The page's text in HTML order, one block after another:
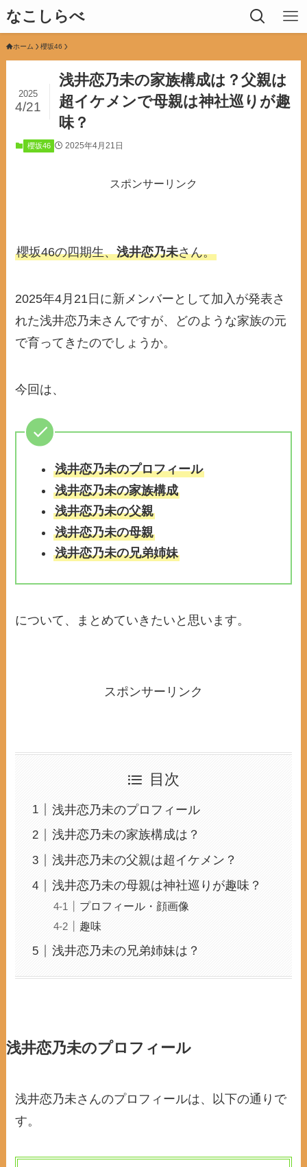
なこしらべ
ホーム 櫻坂46
浅井恋乃未の家族構成は？父親は
超イケメンで母親は神社巡りが趣
味？
2025
4/21
櫻坂46 2025年4月21日
スポンサーリンク
櫻坂46の四期生、浅井恋乃未さん。
2025年4月21日に新メンバーとして加入が発表さ
れた浅井恋乃未さんですが、どのような家族の元
で育ってきたのでしょうか。
今回は、
浅井恋乃未のプロフィール
浅井恋乃未の家族構成
浅井恋乃未の父親
浅井恋乃未の母親
浅井恋乃未の兄弟姉妹
について、まとめていきたいと思います。
スポンサーリンク
目次
浅井恋乃未のプロフィール
浅井恋乃未の家族構成は？
浅井恋乃未の父親は超イケメン？
浅井恋乃未の母親は神社巡りが趣味？
プロフィール・顔画像
趣味
浅井恋乃未の兄弟姉妹は？
浅井恋乃未のプロフィール
浅井恋乃未さんのプロフィールは、以下の通りで
す。